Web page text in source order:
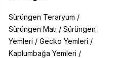
Sürüngen Teraryum /
Sürüngen Matı / Sürüngen
Yemleri / Gecko Yemleri /
Kaplumbağa Yemleri /